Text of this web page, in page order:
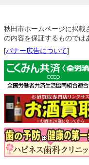
秋田市ホームページに掲載
の内容を保証するものでは
[バナー広告について]